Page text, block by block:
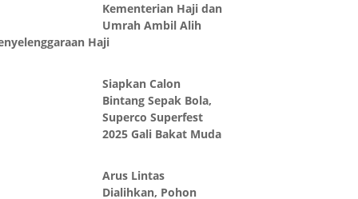
Kementerian Haji dan
Umrah Ambil Alih
Haji
Siapkan Calon
Bintang Sepak Bola,
Superco Superfest
2025 Gali Bakat Muda
Arus Lintas
Dialihkan, Pohon